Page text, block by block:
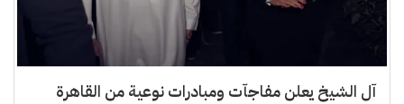
آل الشيخ يعلن مفاجآت ومبادرات نوعية من القاهرة